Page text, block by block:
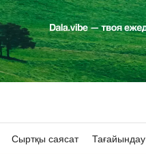
Сыртқы саясат Тағайындау